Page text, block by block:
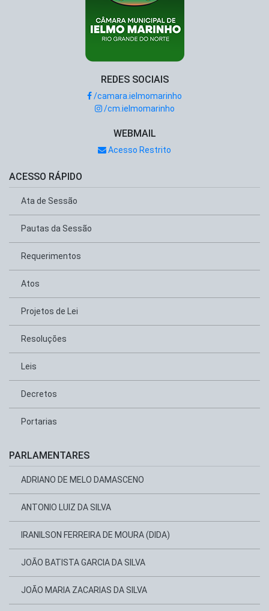
REDES SOCIAIS
/camara.ielmomarinho
/cm.ielmomarinho
WEBMAIL
Acesso Restrito
ACESSO RÁPIDO
Ata de Sessão
Pautas da Sessão
Requerimentos
Atos
Projetos de Lei
Resoluções
Leis
Decretos
Portarias
PARLAMENTARES
ADRIANO DE MELO DAMASCENO
ANTONIO LUIZ DA SILVA
IRANILSON FERREIRA DE MOURA (DIDA)
JOÃO BATISTA GARCIA DA SILVA
JOÃO MARIA ZACARIAS DA SILVA